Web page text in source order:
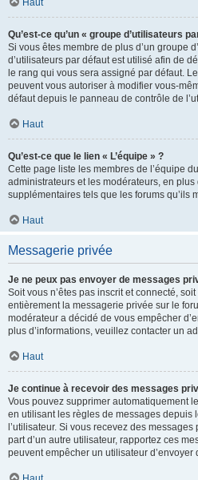
Haut
Qu’est-ce qu’un « groupe d’utilisateurs
Si vous êtes membre de plus d’un groupe
d’utilisateurs par défaut est utilisé afin de
le rang qui vous sera assigné par défaut.
peuvent vous autoriser à modifier vous-
défaut depuis le panneau de contrôle de
Haut
Qu’est-ce que le lien « L’équipe » ?
Cette page liste les membres de l’équipe
administrateurs et les modérateurs, en
supplémentaires tels que les forums qu’ils
Haut
Messagerie privée
Je ne peux pas envoyer de messages
Soit vous n’êtes pas inscrit et connecté,
entièrement la messagerie privée sur le
modérateur a décidé de vous empêcher
plus d’informations, veuillez contacter un
Haut
Je continue à recevoir des messages
Vous pouvez supprimer automatiquement
en utilisant les règles de messages depuis
l’utilisateur. Si vous recevez des
part d’un autre utilisateur, rapportez ces
peuvent empêcher un utilisateur d’envoyer